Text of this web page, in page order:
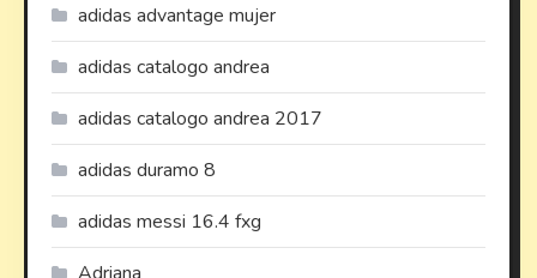
adidas advantage mujer
adidas catalogo andrea
adidas catalogo andrea 2017
adidas duramo 8
adidas messi 16.4 fxg